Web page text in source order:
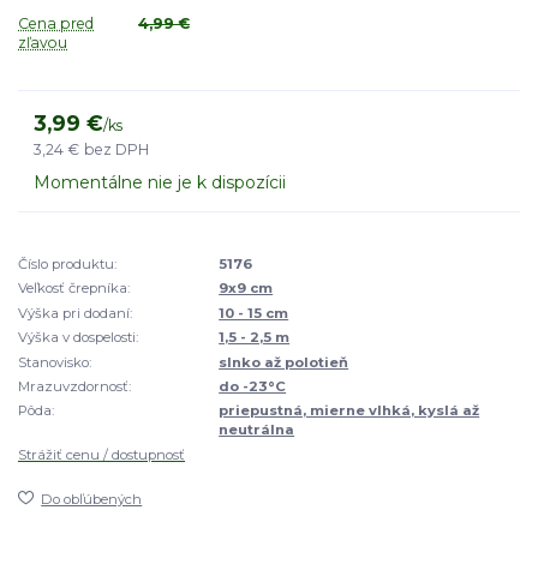
Cena pred
zľavou
4,99 €
3,99 €/ks
3,24 € bez DPH
Momentálne nie je k dispozícii
Číslo produktu:
5176
Veľkosť črepníka:
9x9 cm
Výška pri dodaní:
10 - 15 cm
Výška v dospelosti:
1,5 - 2,5 m
Stanovisko:
slnko až polotieň
Mrazuvzdornosť:
do -23°C
Pôda:
priepustná, mierne vlhká, kyslá až
neutrálna
Strážiť cenu / dostupnosť
Do obľúbených